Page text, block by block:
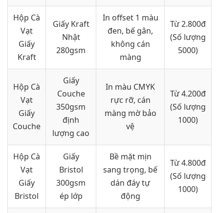
Hộp Cà
Vạt
Giấy
Kraft
Giấy Kraft
Nhật
280gsm
In offset 1 màu
đen, bế gân,
không cán
màng
Từ 2.800đ
(Số lượng
5000)
Hộp Cà
Vạt
Giấy
Couche
Giấy
Couche
350gsm
định
lượng cao
In màu CMYK
rực rỡ, cán
màng mờ bảo
vệ
Từ 4.200đ
(Số lượng
1000)
Hộp Cà
Vạt
Giấy
Bristol
Giấy
Bristol
300gsm
ép lớp
Bề mặt mịn
sang trọng, bế
dán đáy tự
động
Từ 4.800đ
(Số lượng
1000)